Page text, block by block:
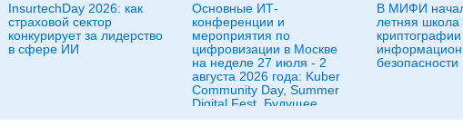
InsurtechDay 2026: как
страховой сектор
конкурирует за лидерство
в сфере ИИ
Основные ИТ-
конференции и
мероприятия по
цифровизации в Москве
на неделе 27 июля - 2
августа 2026 года: Kuber
Community Day, Summer
Digital Fest, Будущее
исследований в
В МИФИ
летняя школа
безопасности